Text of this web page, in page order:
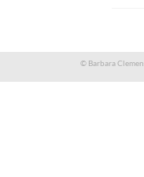
© Barbara